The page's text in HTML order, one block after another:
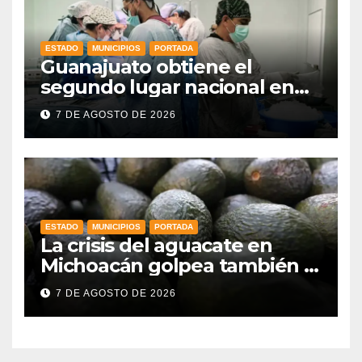
ESTADO MUNICIPIOS PORTADA
Guanajuato obtiene el
segundo lugar nacional en
procuración de órganos
7 DE AGOSTO DE 2026
ESTADO MUNICIPIOS PORTADA
La crisis del aguacate en
Michoacán golpea también a
productores de Guanajuato
7 DE AGOSTO DE 2026